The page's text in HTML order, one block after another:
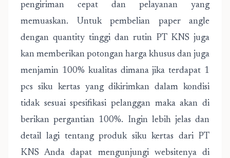
pengiriman cepat dan pelayanan yang
memuaskan. Untuk pembelian paper angle
dengan quantity tinggi dan rutin PT KNS juga
kan memberikan potongan harga khusus dan juga
menjamin 100% kualitas dimana jika terdapat 1
pcs siku kertas yang dikirimkan dalam kondisi
tidak sesuai spesifikasi pelanggan maka akan di
berikan pergantian 100%. Ingin lebih jelas dan
detail lagi tentang produk siku kertas dari PT
KNS Anda dapat mengunjungi websitenya di